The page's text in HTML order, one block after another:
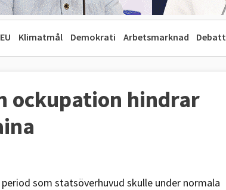
Klimatmål Demokrati Arbetsmarknad Debatt
ockupation hindrar
som statsöverhuvud skulle under normala